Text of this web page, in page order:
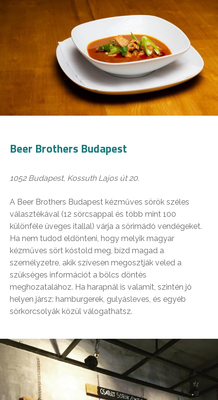
Beer Brothers Budapest
1052 Budapest, Kossuth Lajos út 20.
A Beer Brothers Budapest kézműves sörök széles
választékával (12 sörcsappal és több mint 100
különféle üveges itallal) várja a sörimádó vendégeket.
Ha nem tudod eldönteni, hogy melyik magyar
kézműves sört kóstold meg, bízd magad a
személyzetre, akik szívesen megosztják veled a
szükséges információt a bölcs döntés
meghozatalához. Ha harapnál is valamit, szintén jó
helyen jársz: hamburgerek, gulyásleves, és egyéb
sörkorcsolyák közül válogathatsz.